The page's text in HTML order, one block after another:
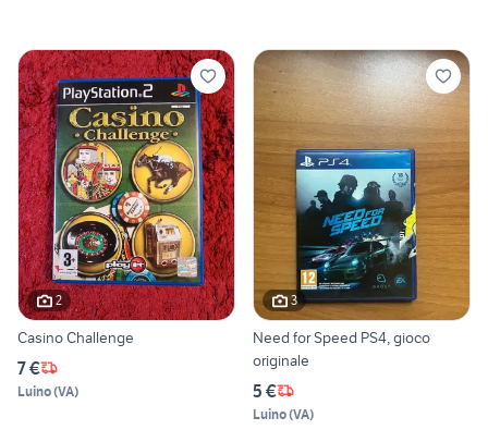
2
Casino Challenge
7 €
Luino(VA)
3
Need for Speed PS4, gioco
originale
5 €
Luino(VA)